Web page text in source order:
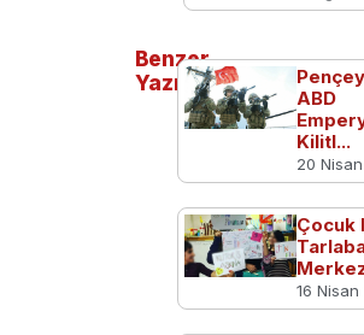
Benzer
Yazılar
ABD
Kilitl...
20
Çocuk
16